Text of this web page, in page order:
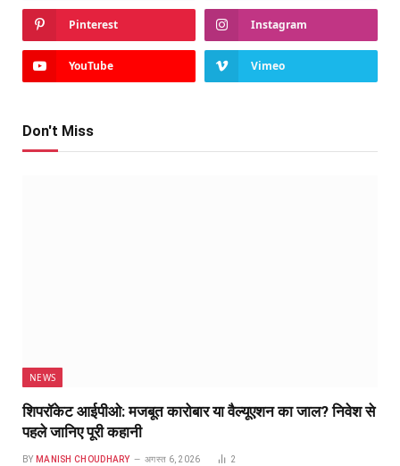
Pinterest Instagram
YouTube Vimeo
Don't Miss
NEWS
शिपरॉकेट आईपीओ: मजबूत कारोबार या वैल्यूएशन का जाल? निवेश से
पहले जानिए पूरी कहानी
BY MANISH CHOUDHARY अगस्त 6, 2026 2